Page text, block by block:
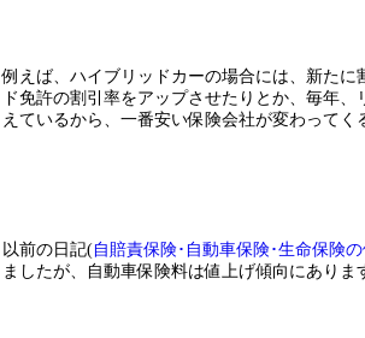
例えば、ハイブリッドカーの場合には、新たに
ド免許の割引率をアップさせたりとか、毎年
えているから、一番安い保険会社が変わってく
以前の日記(自賠責保険･自動車保険･生命保険
ましたが、自動車保険料は値上げ傾向にありま